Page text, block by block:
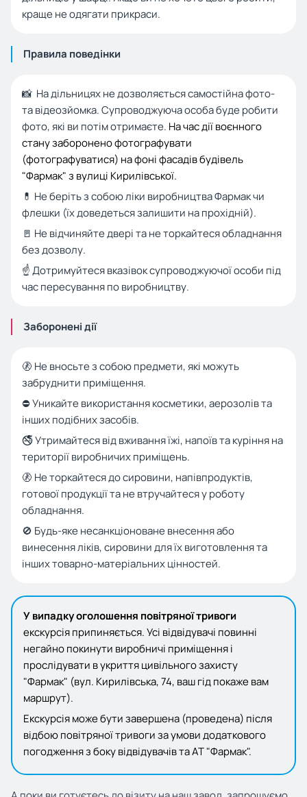
краще не одягати прикраси.
Правила поведінки
📸 На дільницях не дозволяється самостійна фото-
та відеозйомка. Супроводжуюча особа буде робити
фото, які ви потім отримаєте. На час дії воєнного
стану заборонено фотографувати
(фотографуватися) на фоні фасадів будівель
"Фармак" з вулиці Кирилівської.
💊 Не беріть з собою ліки виробництва Фармак чи
флешки (їх доведеться залишити на прохідній).
🚪 Не відчиняйте двері та не торкайтеся обладнання
без дозволу.
☝️ Дотримуйтеся вказівок супроводжуючої особи під
час пересування по виробництву.
Заборонені дії
🚷 Не вносьте з собою предмети, які можуть
забруднити приміщення.
⛔ Уникайте використання косметики, аерозолів та
інших подібних засобів.
🚭 Утримайтеся від вживання їжі, напоїв та куріння на
території виробничих приміщень.
🚷 Не торкайтеся до сировини, напівпродуктів,
готової продукції та не втручайтеся у роботу
обладнання.
🚫 Будь-яке несанкціоноване внесення або
винесення ліків, сировини для їх виготовлення та
інших товарно-матеріальних цінностей.
У випадку оголошення повітряної тривоги
екскурсія припиняється. Усі відвідувачі повинні
негайно покинути виробничі приміщення і
прослідувати в укриття цивільного захисту
"Фармак" (вул. Кирилівська, 74, ваш гід покаже вам
маршрут).
Екскурсія може бути завершена (проведена) після
відбою повітряної тривоги за умови додаткового
погодження з боку відвідувачів та АТ "Фармак".